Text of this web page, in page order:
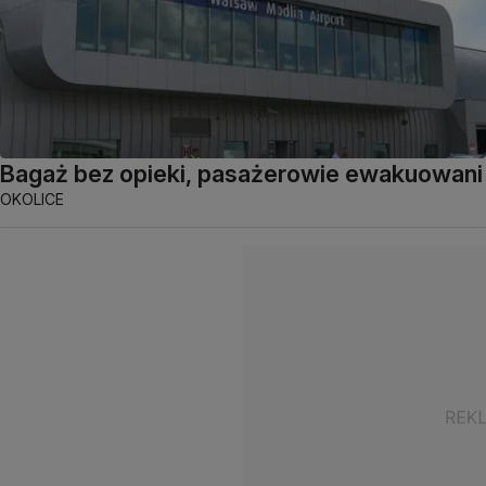
Bagaż bez opieki, pasażerowie ewakuowani
OKOLICE